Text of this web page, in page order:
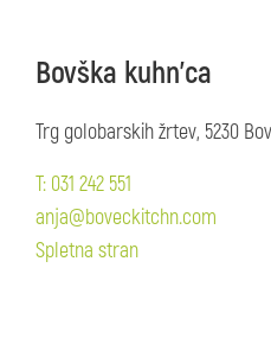
Bovška kuhn'ca
Trg golobarskih žrtev, 5230
T: 031 242 551
anja@boveckitchn.com
Spletna stran